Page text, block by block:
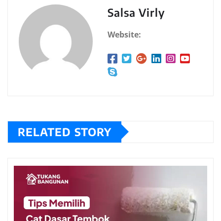
Salsa Virly
Website:
RELATED STORY